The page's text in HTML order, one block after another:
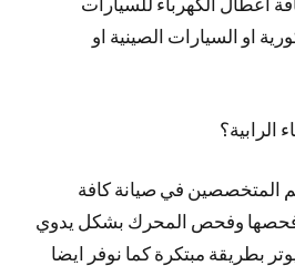
او السيارات الصينية او
الرابية؟
المتخصصين في صيانة كافة
فحصها وفحص المحرك بشكل يدوي
بطريقة مبتكرة كما نوفر ايضا